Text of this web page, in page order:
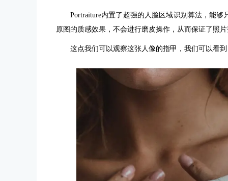
Portraiture内置了超强的人脸区域识别算法，能
原图的质感效果，不会进行磨皮操作，从而保证了照
这点我们可以观察这张人像的指甲，我们可以看